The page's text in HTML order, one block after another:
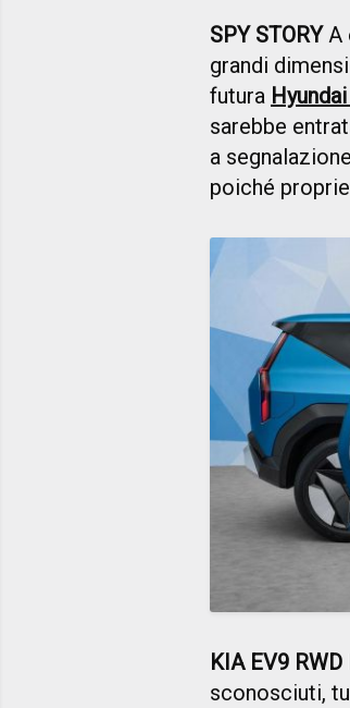
SPY STORYA
grandi
futura
sarebbe
a
poiché
KIA EV9 RWD
sconosciuti,